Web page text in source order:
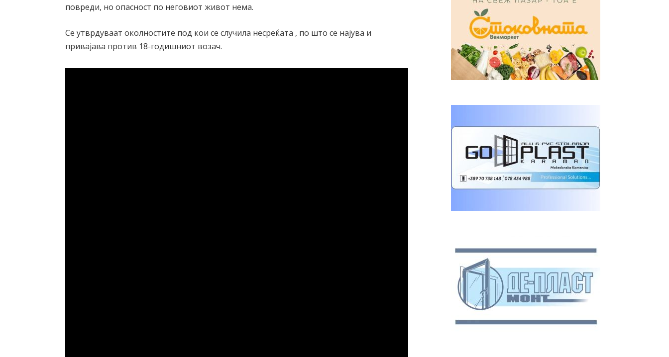
повреди, но опасност по неговиот живот нема.
Се утврдуваат околностите под кои се случила несреќата , по што се најува и
привајава против 18-годишниот возач.